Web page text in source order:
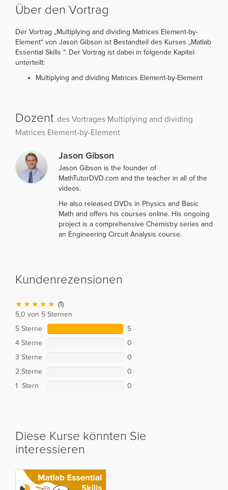
Über den Vortrag
Der Vortrag „Multiplying and dividing Matrices Element-by-
Element“ von Jason Gibson ist Bestandteil des Kurses „Matlab
Essential Skills “. Der Vortrag ist dabei in folgende Kapitel
unterteilt:
Multiplying and dividing Matrices Element-by-Element
Dozent des Vortrages Multiplying and dividing
Matrices Element-by-Element
Jason Gibson
Jason Gibson is the founder of
MathTutorDVD.com and the teacher in all of the
videos.
He also released DVDs in Physics and Basic
Math and offers his courses online. His ongoing
project is a comprehensive Chemistry series and
an Engineering Circuit Analysis course.
Kundenrezensionen
(1)
5,0 von 5 Sternen
5 Sterne
5
4 Sterne
0
3 Sterne
0
2 Sterne
0
1 Stern
0
Diese Kurse könnten Sie
interessieren